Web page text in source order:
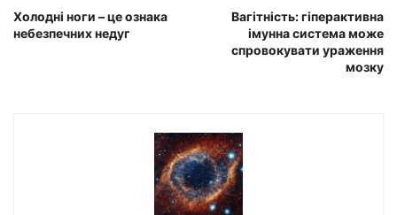
Холодні ноги – це ознака
небезпечних недуг
Вагітність: гіперактивна
імунна система може
спровокувати ураження
мозку